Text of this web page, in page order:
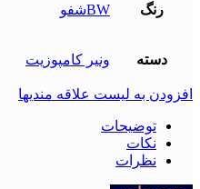
رنگ BWشفو
دسته ونیر کامپوزیت
افزودن به لیست علاقه مندیها
توضیحات
نکات
نظرات